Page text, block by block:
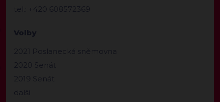
tel.: +420 608572369
Volby
2021 Poslanecká sněmovna
2020 Senát
2019 Senát
další